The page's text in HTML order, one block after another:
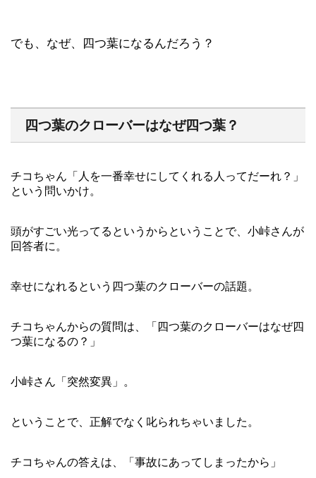
でも、なぜ、四つ葉になるんだろう？
四つ葉のクローバーはなぜ四つ葉？
チコちゃん「人を一番幸せにしてくれる人ってだーれ？」
という問いかけ。
頭がすごい光ってるというからということで、小峠さんが
回答者に。
幸せになれるという四つ葉のクローバーの話題。
チコちゃんからの質問は、「四つ葉のクローバーはなぜ四
つ葉になるの？」
小峠さん「突然変異」。
ということで、正解でなく叱られちゃいました。
チコちゃんの答えは、「事故にあってしまったから」